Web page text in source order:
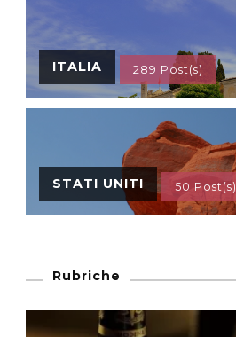
ITALIA 289 Post(s)
STATI UNITI 50 Post(s)
Rubriche